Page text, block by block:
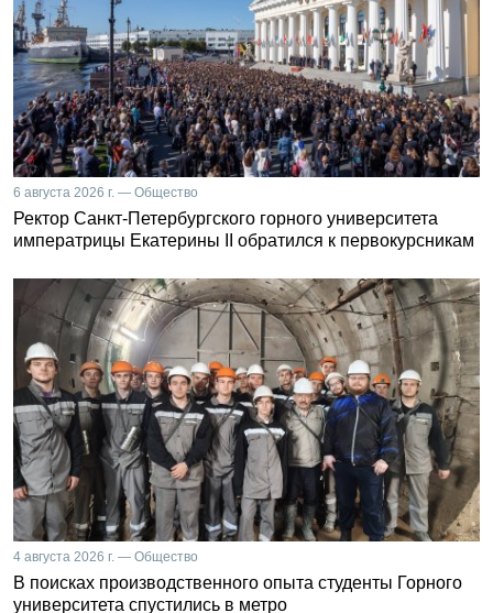
6 августа 2026 г. — Общество
Ректор Санкт-Петербургского горного университета
императрицы Екатерины II обратился к первокурсникам
4 августа 2026 г. — Общество
В поисках производственного опыта студенты Горного
университета спустились в метро